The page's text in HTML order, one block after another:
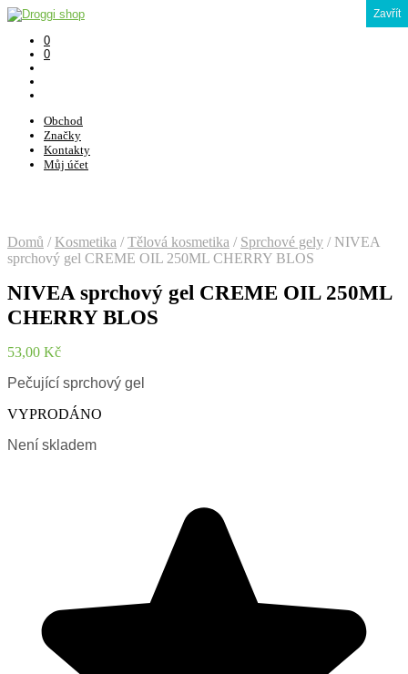
0
0
Obchod
Značky
Kontakty
Můj účet
Domů / Kosmetika / Tělová kosmetika / Sprchové gely /NIVEA
sprchový gel CREME OIL 250ML CHERRY BLOS
NIVEA sprchový gel CREME OIL 250ML
CHERRY BLOS
53,00 Kč
Pečující sprchový gel
VYPRODÁNO
Není skladem
Zavřít